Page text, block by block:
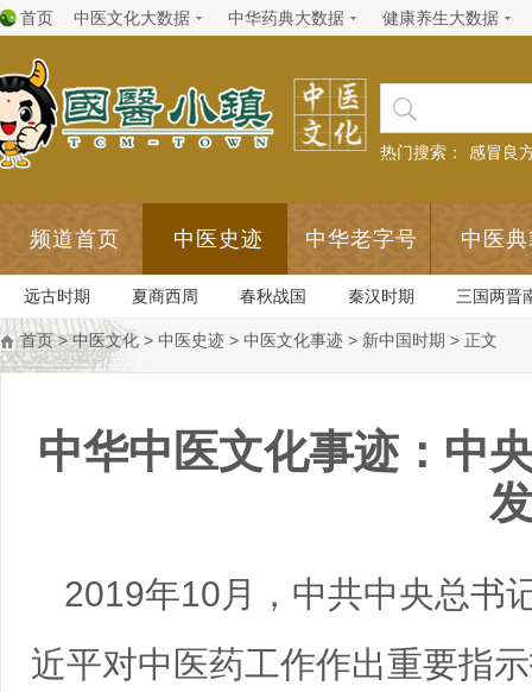
首页 中医文化大数据 中华药典大数据 健康养生大数据
热门搜索： 感冒良
频道首页 中医史迹 中华老字号 中医
远古时期 夏商西周 春秋战国 秦汉时期 三国两晋
首页>中医文化 > 中医史迹 > 中医文化事迹 > 新中国时期 > 正文
中华中医文化事迹：中
2019年10月，中共中央总书
近平对中医药工作作出重要指